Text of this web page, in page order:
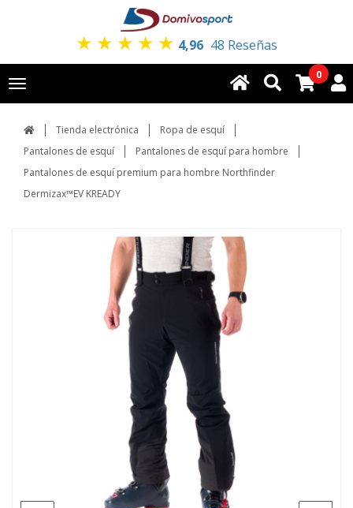
★ ★ ★ ★ ★ 4,96 48 Reseñas
Toggle
navigation
0
Tienda electrónica
Ropa de esquí
Pantalones de esquí
Pantalones de esquí para hombre
Pantalones de esquí premium para hombre Northfinder
Dermizax™EV KREADY